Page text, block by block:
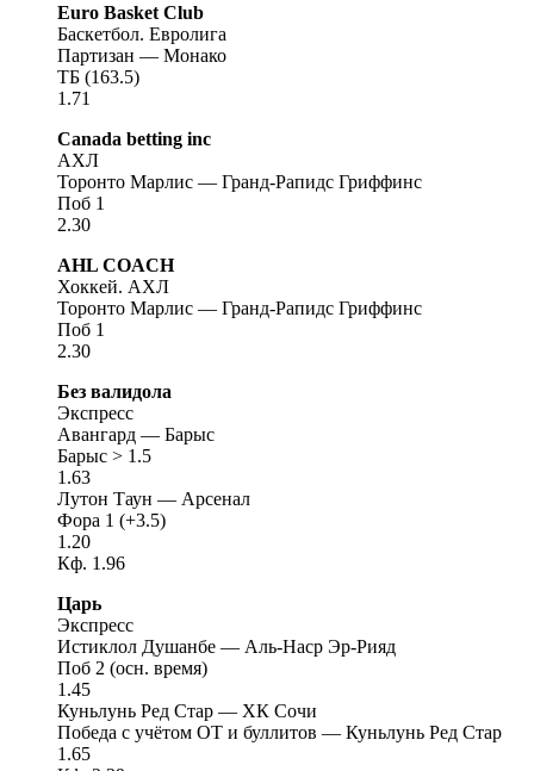
Euro Basket Club
Баскетбол. Евролига
Партизан — Монако
ТБ (163.5)
1.71
Canada betting inc
АХЛ
Торонто Марлис — Гранд-Рапидс Гриффинс
Поб 1
2.30
AHL COACH
Хоккей. АХЛ
Торонто Марлис — Гранд-Рапидс Гриффинс
Поб 1
2.30
Без валидола
Экспресс
Авангард — Барыс
Барыс > 1.5
1.63
Лутон Таун — Арсенал
Фора 1 (+3.5)
1.20
Кф. 1.96
Царь
Экспресс
Истиклол Душанбе — Аль-Наср Эр-Рияд
Поб 2 (осн. время)
1.45
Куньлунь Ред Стар — ХК Сочи
Победа с учётом ОТ и буллитов — Куньлунь Ред Стар
1.65